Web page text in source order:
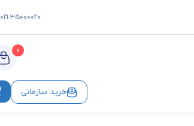
021-35000020
0
خرید سازمانی